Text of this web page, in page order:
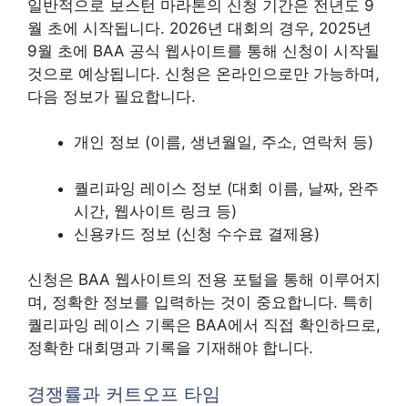
일반적으로 보스턴 마라톤의 신청 기간은 전년도 9
월 초에 시작됩니다. 2026년 대회의 경우, 2025년
9월 초에 BAA 공식 웹사이트를 통해 신청이 시작될
것으로 예상됩니다. 신청은 온라인으로만 가능하며,
다음 정보가 필요합니다.
개인 정보 (이름, 생년월일, 주소, 연락처 등)
퀄리파잉 레이스 정보 (대회 이름, 날짜, 완주
시간, 웹사이트 링크 등)
신용카드 정보 (신청 수수료 결제용)
신청은 BAA 웹사이트의 전용 포털을 통해 이루어지
며, 정확한 정보를 입력하는 것이 중요합니다. 특히
퀄리파잉 레이스 기록은 BAA에서 직접 확인하므로,
정확한 대회명과 기록을 기재해야 합니다.
경쟁률과 커트오프 타임